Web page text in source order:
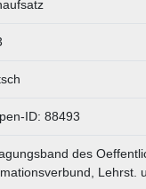
ID: 88493
des
Lehrst.